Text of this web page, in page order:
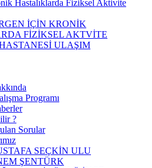
Hastalıklarda Fiziksel Aktivite
İÇİN KRONİK
FİZİKSEL AKTVİTE
ULAŞIM
Programı
?
Sorular
SEÇKİN ULU
ŞENTÜRK